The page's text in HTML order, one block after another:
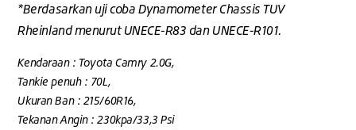
*Berdasarkan uji coba Dynamometer Chassis TUV
Rheinland menurut UNECE-R83 dan UNECE-R101.
Kendaraan : Toyota Camry 2.0G,
Tankie penuh : 70L,
Ukuran Ban : 215/60R16,
Tekanan Angin : 230kpa/33,3 Psi